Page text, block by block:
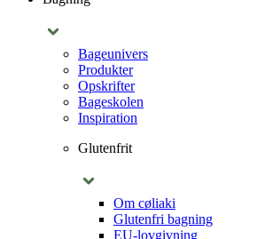
Bageunivers
Produkter
Opskrifter
Bageskolen
Inspiration
Glutenfrit
Om cøliaki
Glutenfri bagning
EU-lovgivning